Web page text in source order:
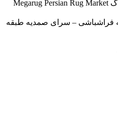
فراشباشی – سرای صمدیه طبقه